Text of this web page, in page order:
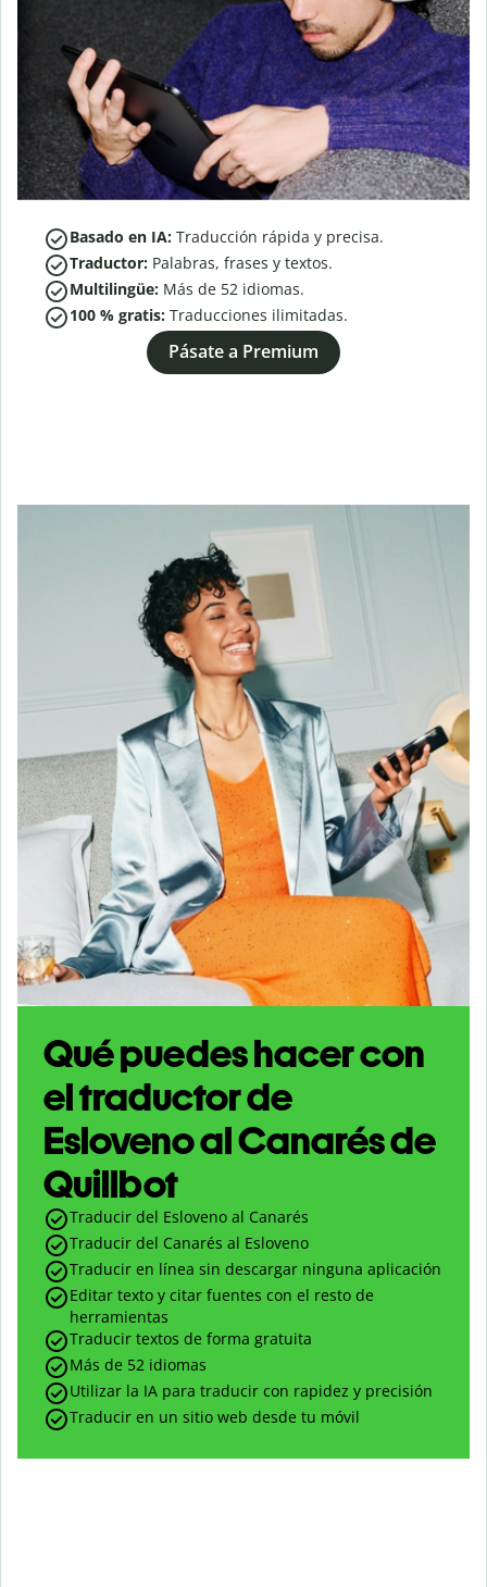
Basado en IA: Traducción rápida y precisa.
Traductor: Palabras, frases y textos.
Multilingüe: Más de 52 idiomas.
100 % gratis: Traducciones ilimitadas.
Pásate a Premium
Qué puedes hacer con
el traductor de
Esloveno al Canarés de
Quillbot
Traducir del Esloveno al Canarés
Traducir del Canarés al Esloveno
Traducir en línea sin descargar ninguna aplicación
Editar texto y citar fuentes con el resto de
herramientas
Traducir textos de forma gratuita
Más de 52 idiomas
Utilizar la IA para traducir con rapidez y precisión
Traducir en un sitio web desde tu móvil